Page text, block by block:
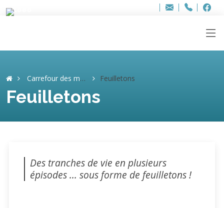
Adresse
info..hâthe..
Tel.
Tel.
Carrefour des mémoires Feuilletons
Feuilletons
Des tranches de vie en plusieurs
épisodes ... sous forme de feuilletons !